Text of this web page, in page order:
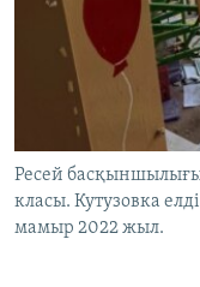
Ресей басқыншылығы
класы. Кутузовка
мамыр 2022 жыл.